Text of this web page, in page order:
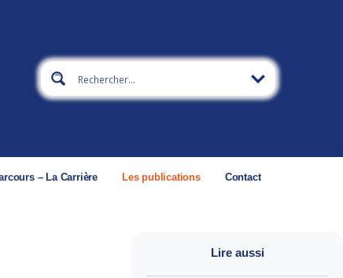
– La Carrière Les publications Contact
Lire aussi